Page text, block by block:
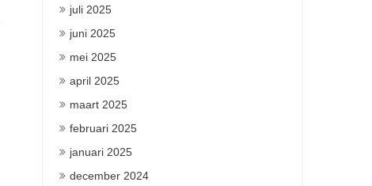
juli 2025
juni 2025
mei 2025
april 2025
maart 2025
februari 2025
januari 2025
december 2024